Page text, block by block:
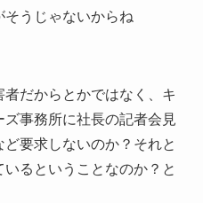
そうじゃないからね
だからとかではなく、キ
事務所に社長の記者会見
要求しないのか？それと
るということなのか？と